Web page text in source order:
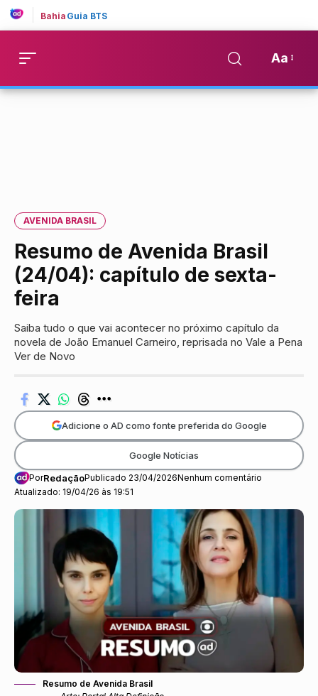
Bahia Guia BTS
Aa
AVENIDA BRASIL
Resumo de Avenida Brasil
(24/04): capítulo de sexta-
feira
Saiba tudo o que vai acontecer no próximo capítulo da
novela de João Emanuel Carneiro, reprisada no Vale a Pena
Ver de Novo
Atualizado: 19/04/26 às 19:51
PorRedaçãoPublicado 23/04/2026Nenhum comentário
Adicione o AD como fonte preferida do Google
Google Notícias
Resumo de Avenida Brasil